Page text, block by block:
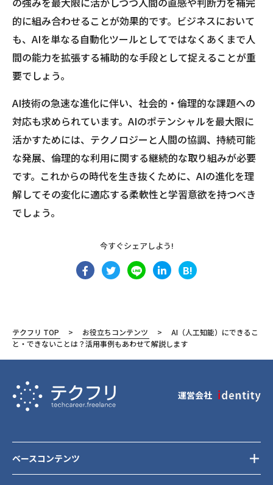
的に組み合わせることが効果的です。ビジネスにおいて
も、AIを単なる自動化ツールとしてではなくあくまで人
間の能力を拡張する補助的な手段として捉えることが重
要でしょう。
AI技術の急速な進化に伴い、社会的・倫理的な課題への
対応も求められています。AIのポテンシャルを最大限に
活かすためには、テクノロジーと人間の協調、持続可能
な発展、倫理的な利用に関する継続的な取り組みが必要
です。これからの時代を生き抜くために、AIの進化を理
解してその変化に適応する柔軟性と学習意欲を持つべき
でしょう。
今すぐシェアしよう!
B!
テクフリ TOP お役立ちコンテンツ
AI（人工知能）にできるこ
と・できないことは？活用事例もあわせて解説します
運営会社
ベースコンテンツ